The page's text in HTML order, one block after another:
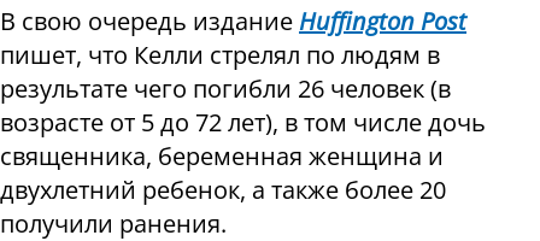
В свою очередь изданиеHuffington Post
пишет, что Келли стрелял по людям в
результате чего погибли 26 человек (в
возрасте от 5 до 72 лет), в том числе дочь
священника, беременная женщина и
двухлетний ребенок, а также более 20
получили ранения.